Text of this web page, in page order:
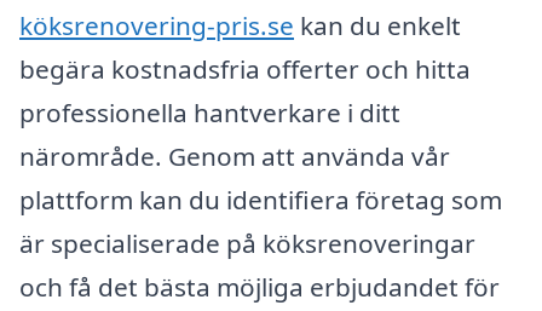
köksrenovering-pris.se kan du enkelt
begära kostnadsfria offerter och hitta
professionella hantverkare i ditt
närområde. Genom att använda vår
plattform kan du identifiera företag som
är specialiserade på köksrenoveringar
och få det bästa möjliga erbjudandet för